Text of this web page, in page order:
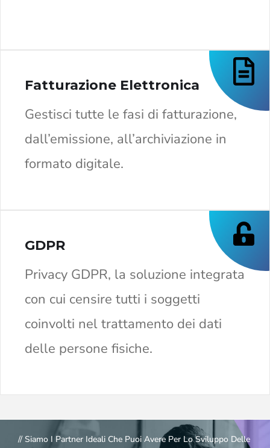
Fatturazione Elettronica
Gestisci tutte le fasi di fatturazione,
dall’emissione, all’archiviazione in
formato digitale.
GDPR
Privacy GDPR, la soluzione integrata
con cui censire tutti i soggetti
coinvolti nel trattamento dei dati
delle persone fisiche.
// Siamo I Partner Ideali Che Puoi Avere Per Lo Sviluppo Delle